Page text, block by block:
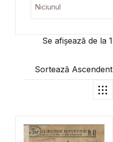
Se afișează de la 1
Sortează Ascendent